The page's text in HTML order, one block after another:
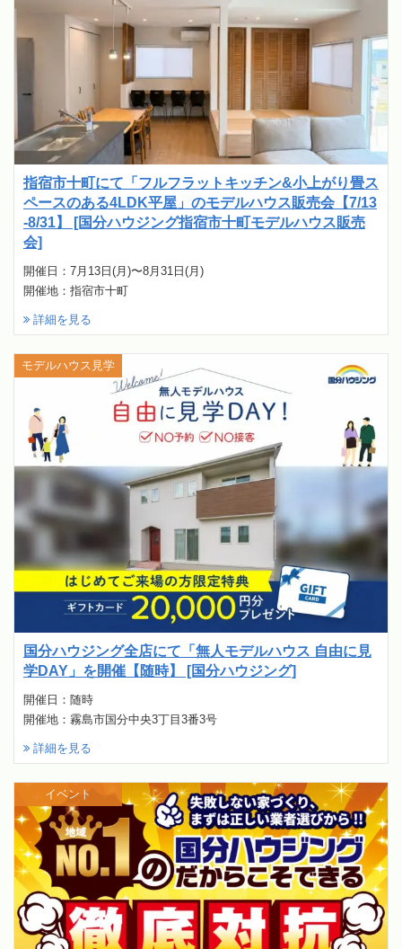
指宿市十町にて「フルフラットキッチン&小上がり畳ス
ペースのある4LDK平屋」のモデルハウス販売会【7/13
-8/31】 [国分ハウジング指宿市十町モデルハウス販売
会]
開催日：7月13日(月)〜8月31日(月)
開催地：指宿市十町
詳細を見る
国分ハウジング全店にて「無人モデルハウス 自由に見
学DAY」を開催【随時】 [国分ハウジング]
開催日：随時
開催地：霧島市国分中央3丁目3番3号
詳細を見る
モデルハウス見学
イベント